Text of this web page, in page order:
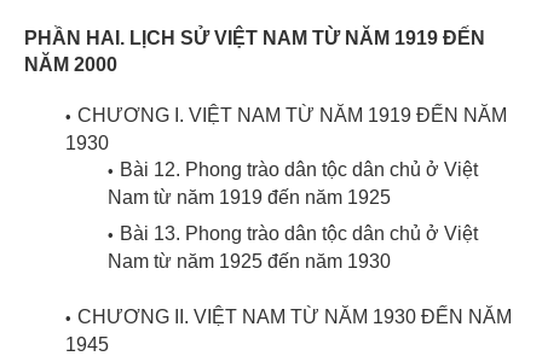
PHẦN HAI. LỊCH SỬ VIỆT NAM TỪ NĂM 1919 ĐẾN
NĂM 2000
CHƯƠNG I. VIỆT NAM TỪ NĂM 1919 ĐẾN NĂM
1930
Bài 12. Phong trào dân tộc dân chủ ở Việt
Nam từ năm 1919 đến năm 1925
Bài 13. Phong trào dân tộc dân chủ ở Việt
Nam từ năm 1925 đến năm 1930
CHƯƠNG II. VIỆT NAM TỪ NĂM 1930 ĐẾN NĂM
1945